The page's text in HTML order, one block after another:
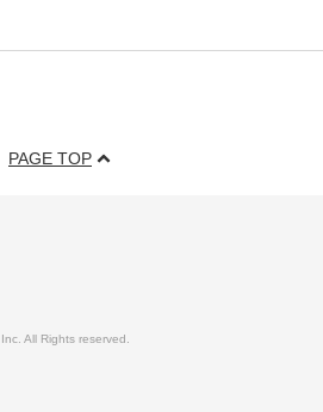
PAGE TOP
All Rights reserved.